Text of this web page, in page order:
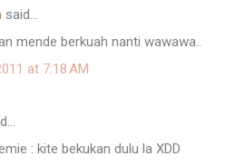
said…
mende berkuah nanti wawawa..
at 7:18 AM
: kite bekukan dulu la XDD